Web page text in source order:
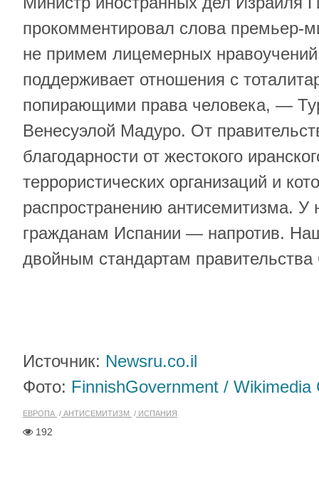
прокомментировал слова премьер-
не примем лицемерных нравоучений
поддерживает отношения с
попирающими права человека, —
Венесуэлой Мадуро. От
благодарности от жестокого
террористических организаций и
распространению антисемитизма. У
гражданам Испании — напротив.
двойным стандартам
Источник: Newsru.co.il
Фото: FinnishGovernment / Wikimedia
ЕВРОПА АНТИСЕМИТИЗМ ИСПАНИЯ
192